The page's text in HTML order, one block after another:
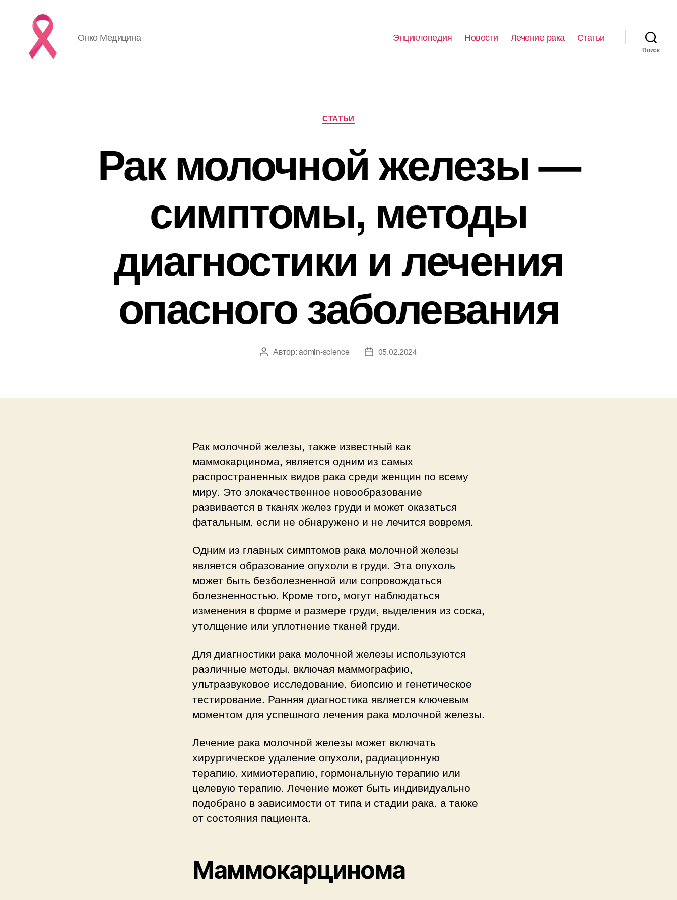
Онко Медицина Энциклопедия Новости Лечение рака Статьи
Поиск
Рубрики
СТАТЬИ
Рак молочной железы —
симптомы, методы
диагностики и лечения
опасного заболевания
Автор
Автор:admin-science
Дата05.02.2024
Рак молочной железы, также известный как
маммокарцинома, является одним из самых
распространенных видов рака среди женщин по всему
миру. Это злокачественное новообразование
развивается в тканях желез груди и может оказаться
фатальным, если не обнаружено и не лечится вовремя.
Одним из главных симптомов рака молочной железы
является образование опухоли в груди. Эта опухоль
может быть безболезненной или сопровождаться
болезненностью. Кроме того, могут наблюдаться
изменения в форме и размере груди, выделения из соска,
утолщение или уплотнение тканей груди.
Для диагностики рака молочной железы используются
различные методы, включая маммографию,
ультразвуковое исследование, биопсию и генетическое
тестирование. Ранняя диагностика является ключевым
моментом для успешного лечения рака молочной железы.
Лечение рака молочной железы может включать
хирургическое удаление опухоли, радиационную
терапию, химиотерапию, гормональную терапию или
целевую терапию. Лечение может быть индивидуально
подобрано в зависимости от типа и стадии рака, а также
от состояния пациента.
Маммокарцинома